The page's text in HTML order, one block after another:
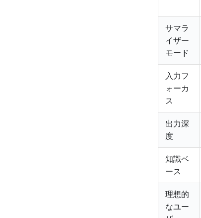
サマラ
イザー
モード
入力フ
ォーカ
ス
出力深
度
知識ベ
ース
理想的
なユー